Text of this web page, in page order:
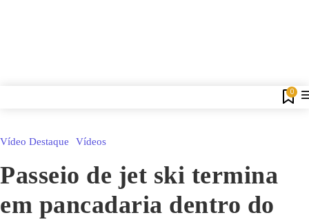
0
Vídeo Destaque Vídeos
Passeio de jet ski termina
em pancadaria dentro do